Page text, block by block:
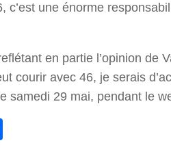
c’est une énorme
en partie l’opinion de
courir avec 46, je serais
samedi 29 mai, pendant le